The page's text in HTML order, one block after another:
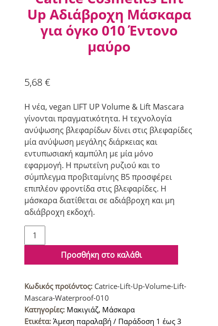
Up Αδιάβροχη Μάσκαρα
για όγκο 010 Έντονο
μαύρο
5,68€
H νέα, vegan LIFT UP Volume & Lift Mascara
γίνονται πραγματικότητα. Η τεχνολογία
ανύψωσης βλεφαρίδων δίνει στις βλεφαρίδες
μία ανύψωση μεγάλης διάρκειας και
εντυπωσιακή καμπύλη με μία μόνο
εφαρμογή. Η πρωτεΐνη ρυζιού και το
σύμπλεγμα προβιταμίνης Β5 προσφέρει
επιπλέον φροντίδα στις βλεφαρίδες. Η
μάσκαρα διατίθεται σε αδιάβροχη και μη
αδιάβροχη εκδοχή.
Catrice
Cosmetics
Up
Μάσκαρα
για
όγκο
Προσθήκη στο καλάθι
Κωδικός προϊόντος: Catrice-Lift-Up-Volume-Lift-
Mascara-Waterproof-010
Κατηγορίες: Μακιγιάζ, Μάσκαρα
Ετικέτα: Άμεση παραλαβή / Παράδοση 1 έως 3